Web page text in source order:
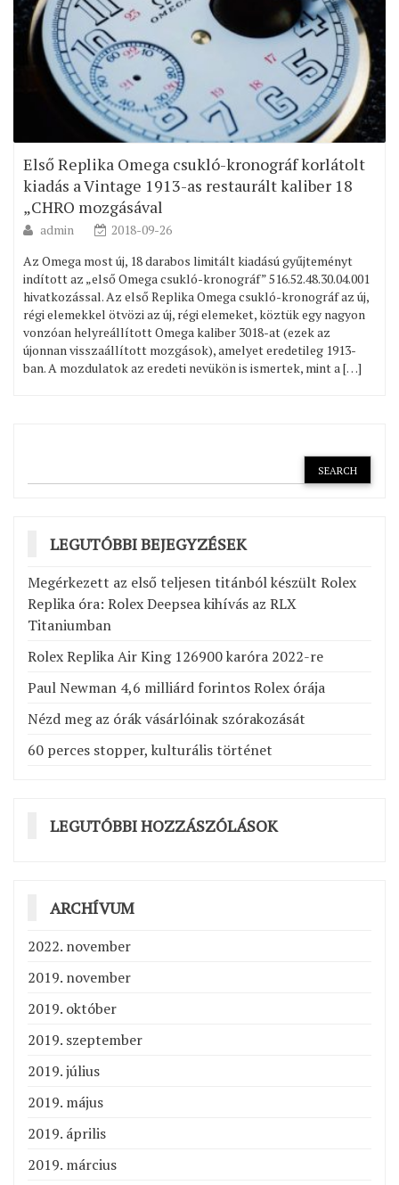
Első Replika Omega csukló-kronográf korlátolt
kiadás a Vintage 1913-as restaurált kaliber 18
„CHRO mozgásával
admin
2018-09-26
Az Omega most új, 18 darabos limitált kiadású gyűjteményt
indított az „első Omega csukló-kronográf” 516.52.48.30.04.001
hivatkozással. Az első Replika Omega csukló-kronográf az új,
régi elemekkel ötvözi az új, régi elemeket, köztük egy nagyon
vonzóan helyreállított Omega kaliber 3018-at (ezek az
újonnan visszaállított mozgások), amelyet eredetileg 1913-
ban. A mozdulatok az eredeti nevükön is ismertek, mint a […]
LEGUTÓBBI BEJEGYZÉSEK
Megérkezett az első teljesen titánból készült Rolex
Replika óra: Rolex Deepsea kihívás az RLX
Titaniumban
Rolex Replika Air King 126900 karóra 2022-re
Paul Newman 4,6 milliárd forintos Rolex órája
Nézd meg az órák vásárlóinak szórakozását
60 perces stopper, kulturális történet
LEGUTÓBBI HOZZÁSZÓLÁSOK
ARCHÍVUM
2022. november
2019. november
2019. október
2019. szeptember
2019. július
2019. május
2019. április
2019. március